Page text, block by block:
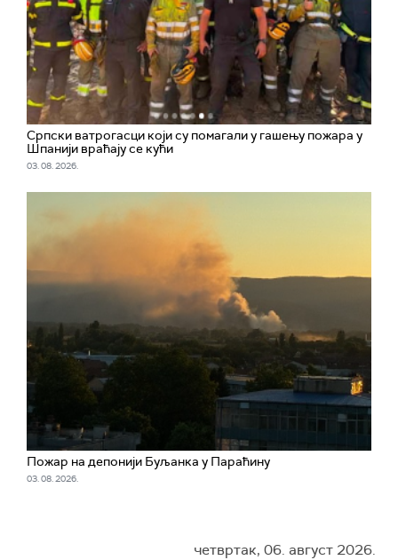
Српски ватрогасци који су помагали у гашењу пожара у
Шпанији враћају се кући
03. 08. 2026.
Пожар на депонији Буљанка у Параћину
03. 08. 2026.
четвртак, 06. август 2026.